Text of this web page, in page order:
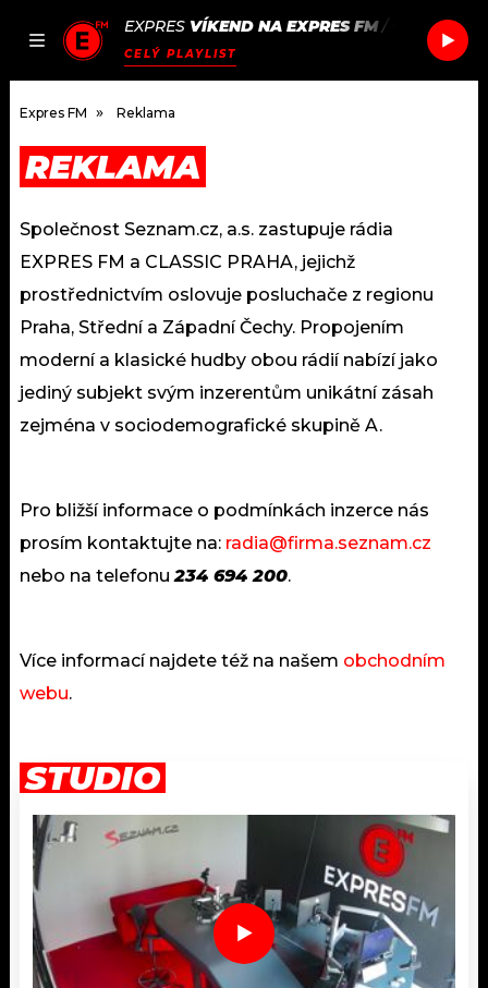
JAK
SEZNAM.CZ
EXPRES VÍKEND NA EXPRES FM/ CHANCE
CELÝ PLAYLIST
DOMŮ
ČLÁNKY
AKTUÁLNĚ
HUDBA
ROZHOVORY
KALENDÁŘ
KVÍZY
TRENDY
MIX
OSTATNÍ
PODCASTY
JAK NALADIT
RÁDIO
PROGRAM
Expres FM Reklama
REKLAMA
Společnost Seznam.cz, a.s. zastupuje rádia
EXPRES FM a CLASSIC PRAHA, jejichž
prostřednictvím oslovuje posluchače z regionu
Praha, Střední a Západní Čechy. Propojením
moderní a klasické hudby obou rádií nabízí jako
jediný subjekt svým inzerentům unikátní zásah
zejména v sociodemografické skupině A.
Pro bližší informace o podmínkách inzerce nás
prosím kontaktujte na: radia@firma.seznam.cz
nebo na telefonu234 694 200.
Více informací najdete též na našem obchodním
webu.
STUDIO